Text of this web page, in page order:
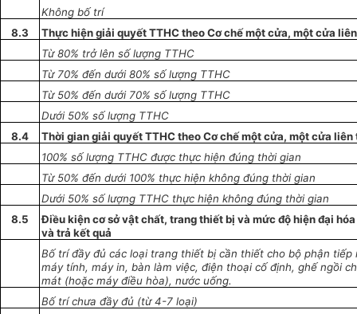
Không bố trí
8.3
Thực hiện giải quyết TTHC theo Cơ chế một cửa, một cửa
Từ 80% trở lên sốlượng TTHC
Từ 70% đến dưới 80% số lượng TTHC
Từ 50% đến dưới 70% số lượng TTHC
Dưới 50% số lượng TTHC
8.4
Thời gian giải quyết TTHC theo Cơ chế một cửa, một cửa liên
100% số lượng TTHC được thực hiện đúng thời gian
Từ 50% đến dưới 100% thực hiện không đúng thời gian
Dưới 50% số lượng TTHC thực hiện không đúng thời gian
8.5
Điều kiệncơ sởvật chất, trang thiết bị và mức độ hiện đại
và trả kết quả
Bốtrí đầy đủ các loại trang thiết bị cần thiết cho bộ phận tiếp
máy tính, máy in, bàn làm việc, điện thoại cố định, ghế ngồi
mát (hoặc máy điều hòa), nước uống.
Bố trí chưa đầy đủ (từ 4-7 loại)